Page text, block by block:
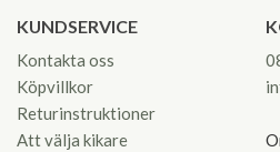
KUNDSERVICE
Kontakta oss
Köpvillkor
Returinstruktioner
Att välja kikare